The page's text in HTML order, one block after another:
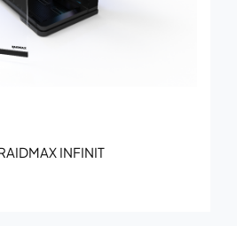
INFINIT